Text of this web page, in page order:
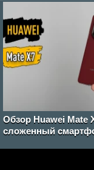
Обзор Huawei Mate
сложенный